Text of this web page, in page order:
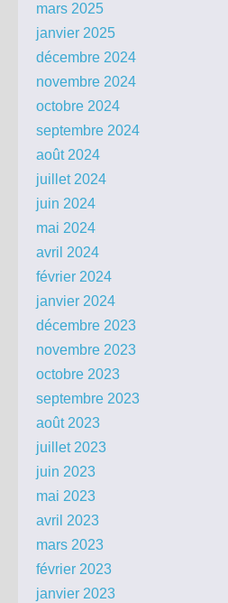
mars 2025
janvier 2025
décembre 2024
novembre 2024
octobre 2024
septembre 2024
août 2024
juillet 2024
juin 2024
mai 2024
avril 2024
février 2024
janvier 2024
décembre 2023
novembre 2023
octobre 2023
septembre 2023
août 2023
juillet 2023
juin 2023
mai 2023
avril 2023
mars 2023
février 2023
janvier 2023